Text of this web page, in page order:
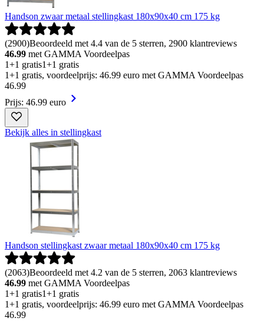
Handson zwaar metaal stellingkast 180x90x40 cm 175 kg
(2900)Beoordeeld met 4.4 van de 5 sterren, 2900 klantreviews
46.99 met GAMMA Voordeelpas
1+1 gratis1+1 gratis
1+1 gratis, voordeelprijs: 46.99 euro met GAMMA Voordeelpas
46.99
Prijs: 46.99 euro
Bekijk alles in stellingkast
Handson stellingkast zwaar metaal 180x90x40 cm 175 kg
(2063)Beoordeeld met 4.2 van de 5 sterren, 2063 klantreviews
46.99 met GAMMA Voordeelpas
1+1 gratis1+1 gratis
1+1 gratis, voordeelprijs: 46.99 euro met GAMMA Voordeelpas
46.99